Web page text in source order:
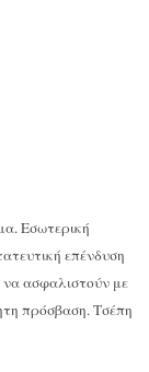
Εσωτερική
επένδυση
ασφαλιστούν με
πρόσβαση. Τσέπη